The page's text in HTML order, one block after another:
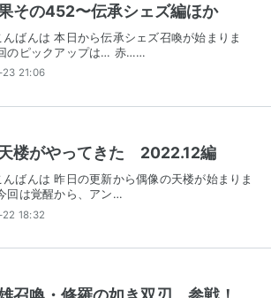
果その452〜伝承シェズ編ほか
んばんは 本日から伝承シェズ召喚が始まりま
のピックアップは… 赤……
21:06
天楼がやってきた 2022.12編
んばんは 昨日の更新から偶像の天楼が始まりま
回は覚醒から、アン…
18:32